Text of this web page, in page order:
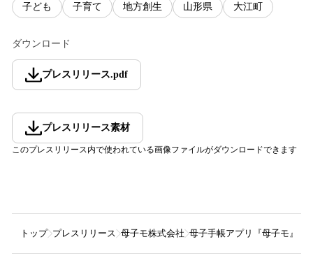
子ども 子育て 地方創生 山形県 大江町
ダウンロード
プレスリリース.pdf
プレスリリース素材
このプレスリリース内で使われている画像ファイルがダウンロードできます
トップ プレスリリース 母子モ株式会社 母子手帳アプリ『母子モ』が